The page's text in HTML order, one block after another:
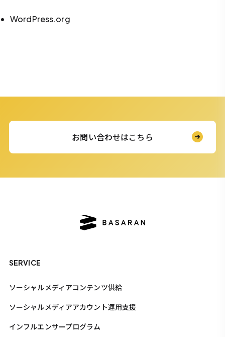
WordPress.org
お問い合わせはこちら
SERVICE
ソーシャルメディアコンテンツ供給
ソーシャルメディアアカウント運用支援
インフルエンサープログラム